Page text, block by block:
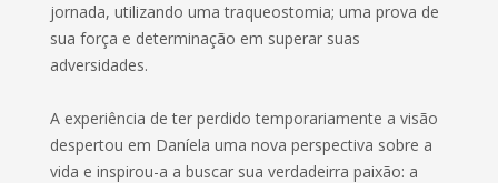
jornada, utilizando uma traqueostomia; uma prova de
sua força e determinação em superar suas
adversidades.
A experiência de ter perdido temporariamente a visão
despertou em Daníela uma nova perspectiva sobre a
vida e inspirou-a a buscar sua verdadeirra paixão: a